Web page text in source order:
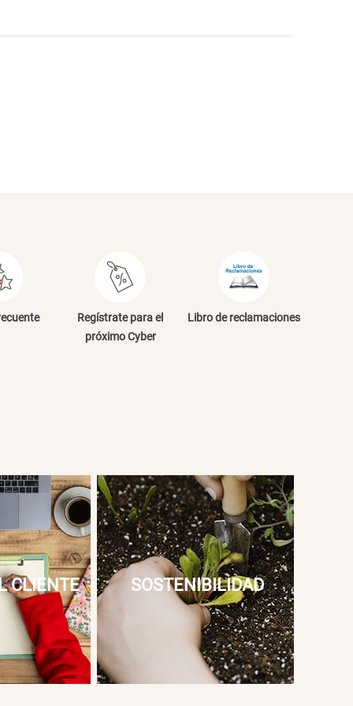
Regístrate para el
próximo Cyber
Libro de reclamaciones
CLIENTE SOSTENIBILIDAD